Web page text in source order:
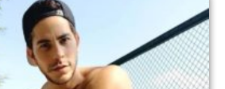
“Sensacional, lindo
um outro internauta. “Uau
que homem”, falou a
[…]